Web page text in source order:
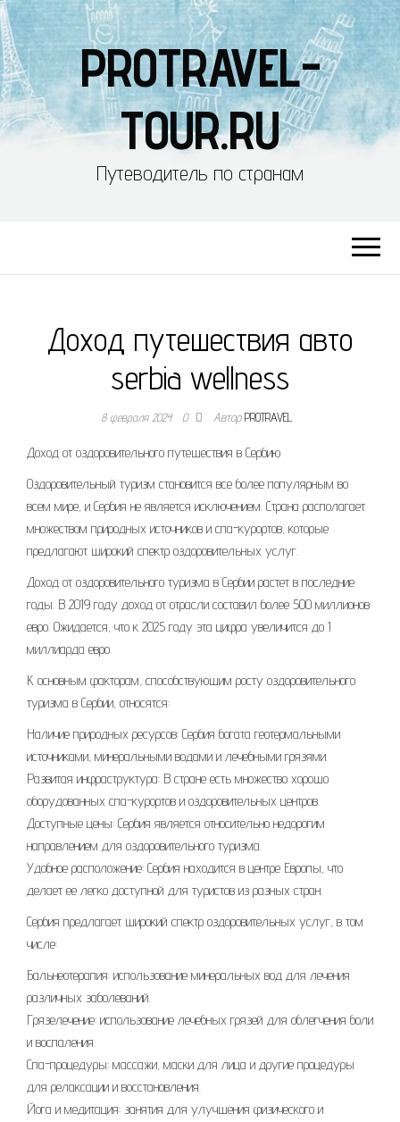
PROTRAVEL-
TOUR.RU
Путеводитель по странам
Доход путешествия авто
serbia wellness
8 февраля 2024 0 АвторPROTRAVEL
Доход от оздоровительного путешествия в Сербию
Оздоровительный туризм становится все более популярным во
всем мире, и Сербия не является исключением. Страна располагает
множеством природных источников и спа-курортов, которые
предлагают широкий спектр оздоровительных услуг.
Доход от оздоровительного туризма в Сербии растет в последние
годы. В 2019 году доход от отрасли составил более 500 миллионов
евро. Ожидается, что к 2025 году эта цифра увеличится до 1
миллиарда евро.
К основным факторам, способствующим росту оздоровительного
туризма в Сербии, относятся:
Наличие природных ресурсов: Сербия богата геотермальными
источниками, минеральными водами и лечебными грязями.
Развитая инфраструктура: В стране есть множество хорошо
оборудованных спа-курортов и оздоровительных центров.
Доступные цены: Сербия является относительно недорогим
направлением для оздоровительного туризма.
Удобное расположение: Сербия находится в центре Европы, что
делает ее легко доступной для туристов из разных стран.
Сербия предлагает широкий спектр оздоровительных услуг, в том
числе:
Бальнеотерапия: использование минеральных вод для лечения
различных заболеваний.
Грязелечение: использование лечебных грязей для облегчения боли
и воспаления.
Спа-процедуры: массажи, маски для лица и другие процедуры
для релаксации и восстановления.
Йога и медитация: занятия для улучшения физического и